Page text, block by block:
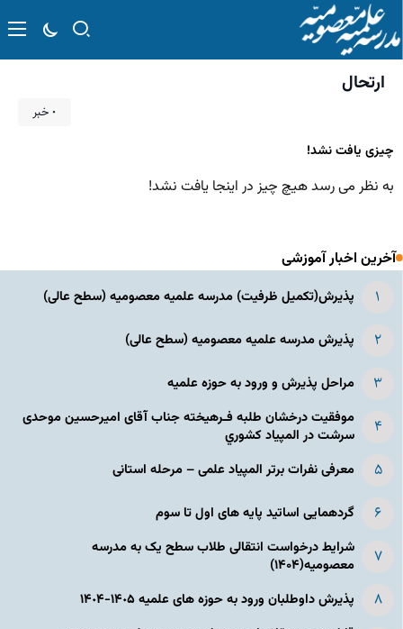
ارتحال
۰ خبر
چیزی یافت نشد!
به نظر می رسد هیچ چیز در اینجا یافت نشد!
آخرین اخبار آموزشی
پذیرش(تکمیل ظرفیت) مدرسه علمیه معصومیه‌ (سطح عالی)
پذیرش مدرسه علمیه معصومیه‌ (سطح عالی)
مراحل پذیرش و ورود به حوزه علمیه
موفقیت درخشان طلبه فـرهیخته جناب آقای امیرحسین موحدی
سرشت در المپياد كشوري
معرفی نفرات برتر المپیاد علمی – مرحله استانی
گردهمایی اساتید پایه های اول تا سوم
شرایط درخواست انتقالی طلاب سطح یک به مدرسه
معصومیه(۱۴۰۴)
پذیرش داوطلبان ورود به حوزه های علمیه ١۴٠۵-١۴٠۴